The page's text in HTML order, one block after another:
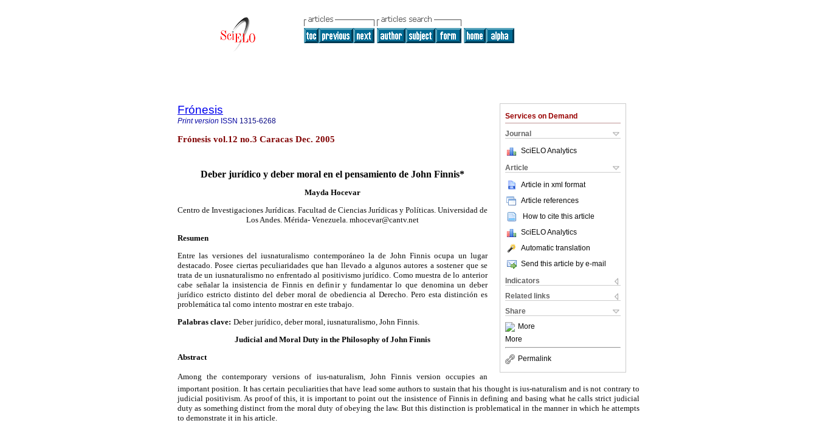
Services on Demand
Journal
SciELO Analytics
Article
Article in xml format
Article references
How to cite this article
SciELO Analytics
Automatic translation
Send this article by e-mail
Indicators
Related links
Share
More
More
Permalink
Frónesis
Print version ISSN 1315-6268
Frónesis vol.12 no.3 Caracas Dec. 2005
Deber jurídico y deber moral en el pensamiento de John Finnis*
Mayda Hocevar
Centro de Investigaciones Jurídicas. Facultad de Ciencias Jurídicas y Políticas. Universidad de
Los Andes. Mérida- Venezuela. mhocevar@cantv.net
Resumen
Entre las versiones del iusnaturalismo contemporáneo la de John Finnis ocupa un lugar
destacado. Posee ciertas peculiaridades que han llevado a algunos autores a sostener que se
trata de un iusnaturalismo no enfrentado al positivismo jurídico. Como muestra de lo anterior
cabe señalar la insistencia de Finnis en definir y fundamentar lo que denomina un deber
jurídico estricto distinto del deber moral de obediencia al Derecho. Pero esta distinción es
problemática tal como intento mostrar en este trabajo.
Palabras clave: Deber jurídico, deber moral, iusnaturalismo, John Finnis.
Judicial and Moral Duty in the Philosophy of John Finnis
Abstract
Among the contemporary versions of ius-naturalism, John Finnis version occupies an
important position. It has certain peculiarities that have lead some authors to sustain that his thought is ius-naturalism and is not contrary to
judicial positivism. As proof of this, it is important to point out the insistence of Finnis in defining and basing what he calls strict judicial
duty as something distinct from the moral duty of obeying the law. But this distinction is problematical in the manner in which he attempts
to demonstrate it in his article.